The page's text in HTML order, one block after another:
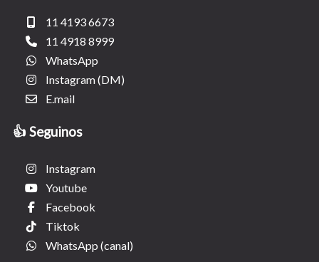
11 4193 6673
11 4918 8999
WhatsApp
Instagram (DM)
E.mail
👍 Seguinos
Instagram
Youtube
Facebook
Tiktok
WhatsApp (canal)